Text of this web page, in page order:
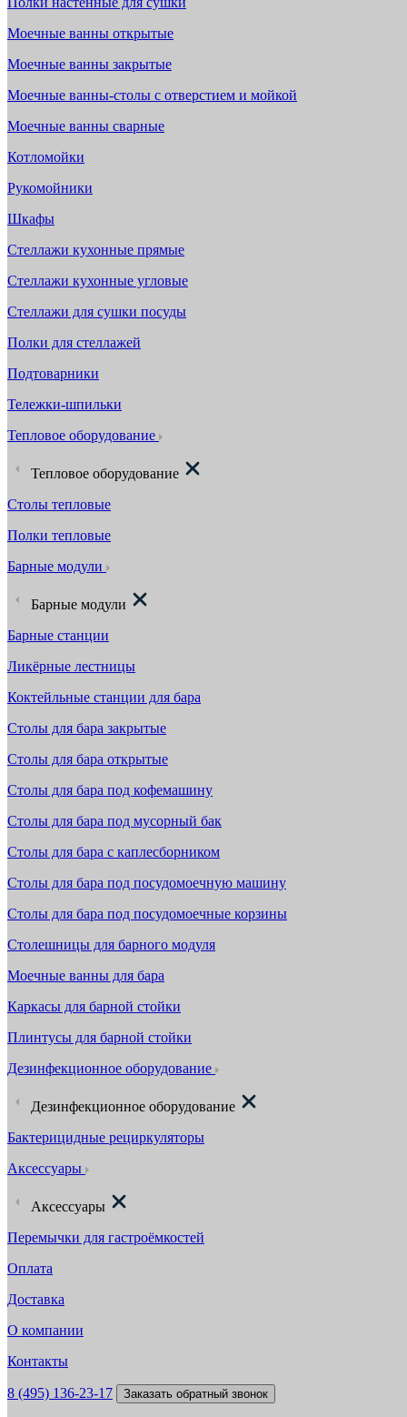
Моечные ванны открытые
Моечные ванны закрытые
Моечные ванны-столы с отверстием и мойкой
Моечные ванны сварные
Котломойки
Рукомойники
Шкафы
Стеллажи кухонные прямые
Стеллажи кухонные угловые
Стеллажи для сушки посуды
Полки для стеллажей
Подтоварники
Тележки-шпильки
Тепловое оборудование
Тепловое оборудование
Столы тепловые
Полки тепловые
Барные модули
Барные модули
Барные станции
Ликёрные лестницы
Коктейльные станции для бара
Столы для бара закрытые
Столы для бара открытые
Столы для бара под кофемашину
Столы для бара под мусорный бак
Столы для бара с каплесборником
Столы для бара под посудомоечную машину
Столы для бара под посудомоечные корзины
Столешницы для барного модуля
Моечные ванны для бара
Каркасы для барной стойки
Плинтусы для барной стойки
Дезинфекционное оборудование
Дезинфекционное оборудование
Бактерицидные рециркуляторы
Аксессуары
Аксессуары
Перемычки для гастроёмкостей
Оплата
Доставка
О компании
Контакты
8 (495) 136-23-17 Заказать обратный звонок